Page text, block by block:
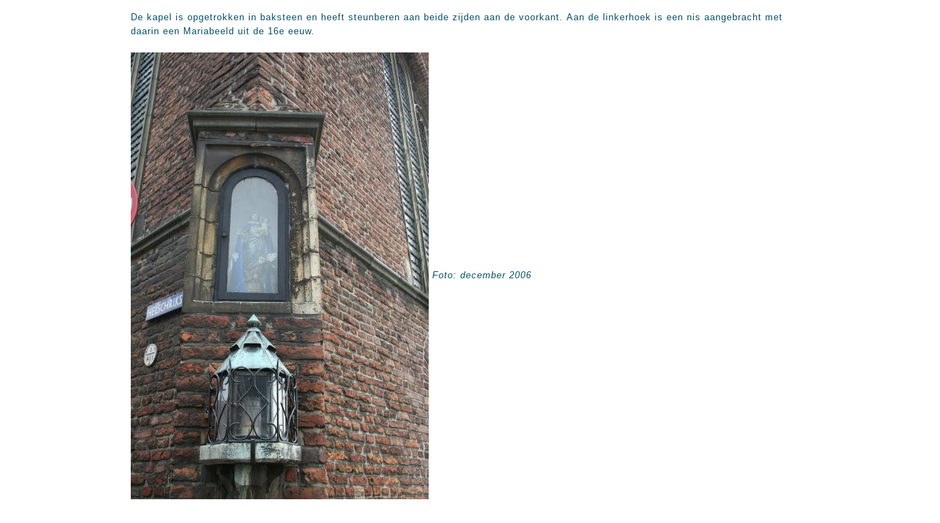
De kapel is opgetrokken in baksteen en heeft steunberen aan beide zijden aan de voorkant. Aan de linkerhoek is een nis aangebracht met
daarin een Mariabeeld uit de 16e eeuw.
Foto: december 2006